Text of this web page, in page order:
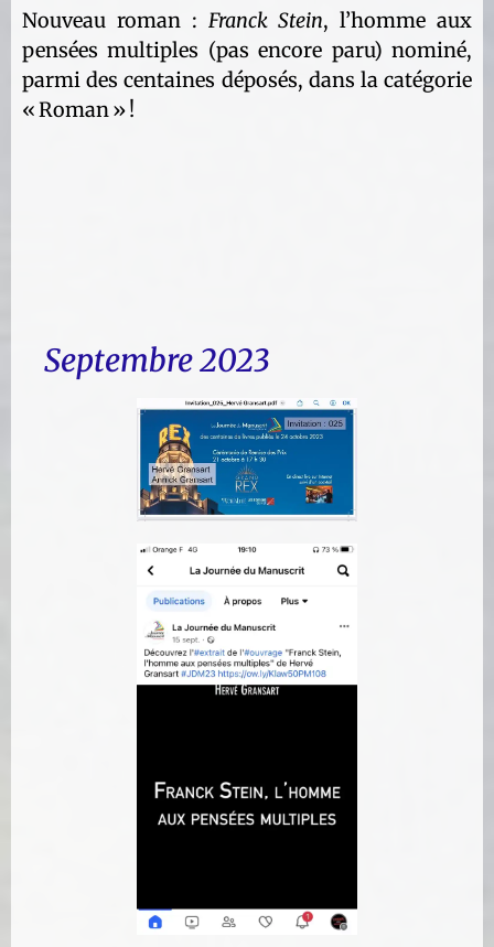
Nouveau roman : Franck Stein, l’homme aux
pensées multiples (pas encore paru) nominé,
parmi des centaines déposés, dans la catégorie
« Roman » !
Septembre 2023